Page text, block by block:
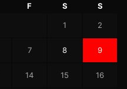
F S S
1 2
7 8 9
14 15 16